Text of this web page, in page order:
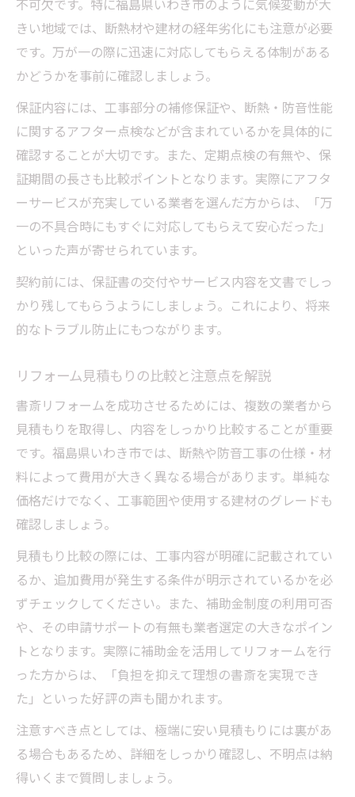
不可欠です。特に福島県いわき市のように気候変動が大
きい地域では、断熱材や建材の経年劣化にも注意が必要
です。万が一の際に迅速に対応してもらえる体制がある
かどうかを事前に確認しましょう。
保証内容には、工事部分の補修保証や、断熱・防音性能
に関するアフター点検などが含まれているかを具体的に
確認することが大切です。また、定期点検の有無や、保
証期間の長さも比較ポイントとなります。実際にアフタ
ーサービスが充実している業者を選んだ方からは、「万
一の不具合時にもすぐに対応してもらえて安心だった」
といった声が寄せられています。
契約前には、保証書の交付やサービス内容を文書でしっ
かり残してもらうようにしましょう。これにより、将来
的なトラブル防止にもつながります。
リフォーム見積もりの比較と注意点を解説
書斎リフォームを成功させるためには、複数の業者から
見積もりを取得し、内容をしっかり比較することが重要
です。福島県いわき市では、断熱や防音工事の仕様・材
料によって費用が大きく異なる場合があります。単純な
価格だけでなく、工事範囲や使用する建材のグレードも
確認しましょう。
見積もり比較の際には、工事内容が明確に記載されてい
るか、追加費用が発生する条件が明示されているかを必
ずチェックしてください。また、補助金制度の利用可否
や、その申請サポートの有無も業者選定の大きなポイン
トとなります。実際に補助金を活用してリフォームを行
った方からは、「負担を抑えて理想の書斎を実現でき
た」といった好評の声も聞かれます。
注意すべき点としては、極端に安い見積もりには裏があ
る場合もあるため、詳細をしっかり確認し、不明点は納
得いくまで質問しましょう。